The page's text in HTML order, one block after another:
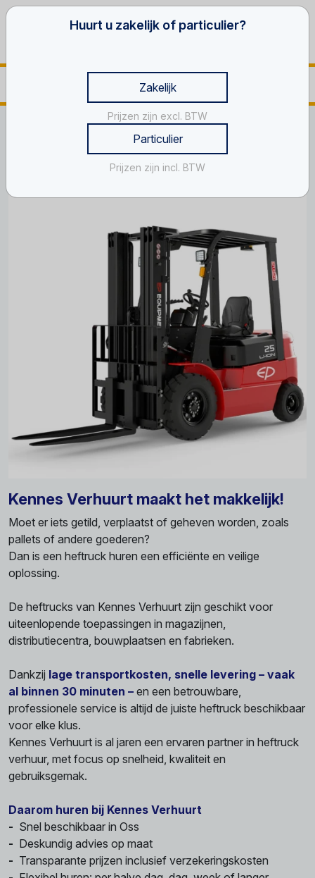
Heftruck Oss
Heftruck huren in Oss?
Kennes Verhuurt maakt het makkelijk!
Moet er iets getild, verplaatst of geheven worden, zoals
pallets of andere goederen?
Dan is een heftruck huren een efficiënte en veilige
oplossing.
De heftrucks van Kennes Verhuurt zijn geschikt voor
uiteenlopende toepassingen in magazijnen,
distributiecentra, bouwplaatsen en fabrieken.
Dankzij lage transportkosten, snelle levering – vaak
al binnen 30 minuten – en een betrouwbare,
professionele service is altijd de juiste heftruck beschikbaar
voor elke klus.
Kennes Verhuurt is al jaren een ervaren partner in heftruck
verhuur, met focus op snelheid, kwaliteit en
gebruiksgemak.
Daarom huren bij Kennes Verhuurt
- Snel beschikbaar in Oss
- Deskundig advies op maat
- Transparante prijzen inclusief verzekeringskosten
Huurt u zakelijk of particulier?
Zakelijk
Prijzen zijn excl. BTW
Particulier
Prijzen zijn incl. BTW